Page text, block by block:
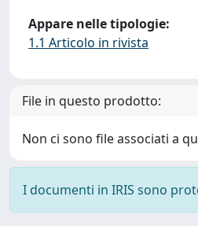
Appare nelle tipologie:
1.1 Articolo in rivista
File in questo prodotto:
Non ci sono file associati a
I documenti in IRIS sono